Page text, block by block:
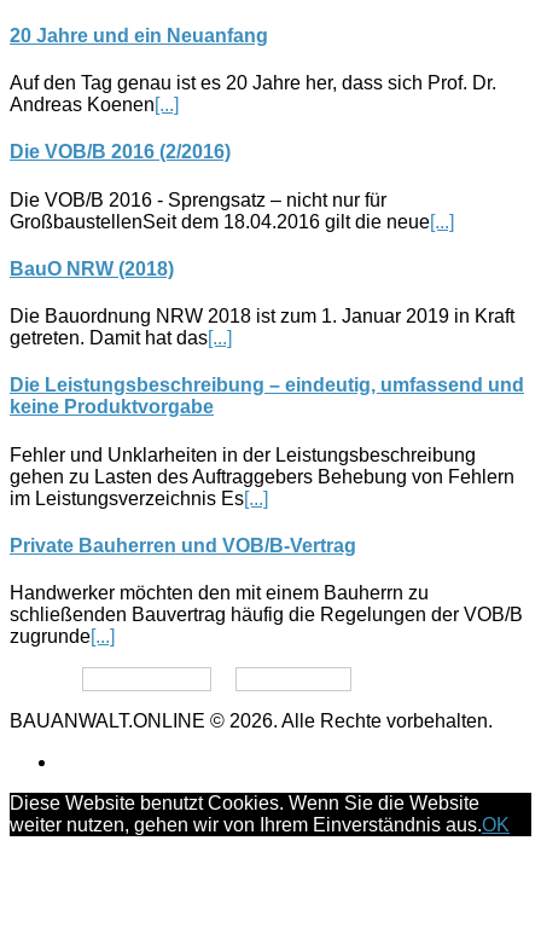
20 Jahre und ein Neuanfang
Auf den Tag genau ist es 20 Jahre her, dass sich Prof. Dr.
Andreas Koenen[...]
Die VOB/B 2016 (2/2016)
Die VOB/B 2016 - Sprengsatz – nicht nur für
GroßbaustellenSeit dem 18.04.2016 gilt die neue[...]
BauO NRW (2018)
Die Bauordnung NRW 2018 ist zum 1. Januar 2019 in Kraft
getreten. Damit hat das[...]
Die Leistungsbeschreibung – eindeutig, umfassend und
keine Produktvorgabe
Fehler und Unklarheiten in der Leistungsbeschreibung
gehen zu Lasten des Auftraggebers Behebung von Fehlern
im Leistungsverzeichnis Es[...]
Private Bauherren und VOB/B-Vertrag
Handwerker möchten den mit einem Bauherrn zu
schließenden Bauvertrag häufig die Regelungen der VOB/B
zugrunde[...]
BAUANWALT.ONLINE © 2026. Alle Rechte vorbehalten.
Diese Website benutzt Cookies. Wenn Sie die Website
weiter nutzen, gehen wir von Ihrem Einverständnis aus.OK